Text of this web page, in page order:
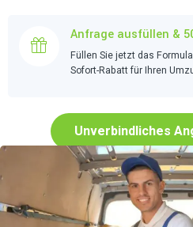
Anfrage ausfüllen &
Füllen Sie jetzt das
Sofort-Rabatt für Ihren
Unverbindliches